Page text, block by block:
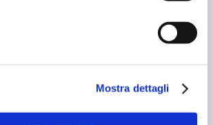
Mostra dettagli
EUROPOLIS 2004: SALONI
VIVERE LA CITTA’